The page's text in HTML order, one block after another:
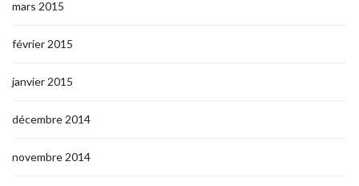
mars 2015
février 2015
janvier 2015
décembre 2014
novembre 2014